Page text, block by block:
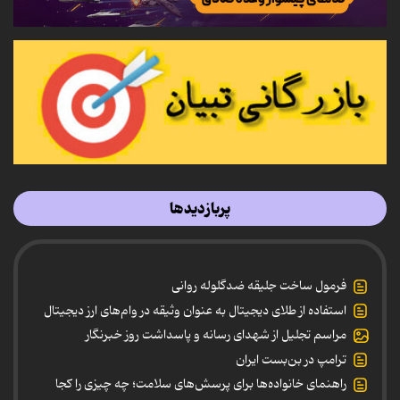
پربازدیدها
فرمول ساخت جلیقه ضدگلوله روانی
استفاده از طلای دیجیتال به عنوان وثیقه در وام‌های ارز دیجیتال
مراسم تجلیل از شهدای رسانه و پاسداشت روز خبرنگار
ترامپ در بن‌بست ایران
راهنمای خانواده‌ها برای پرسش‌های سلامت؛ چه چیزی را کجا